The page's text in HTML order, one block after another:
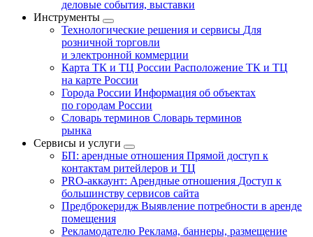
деловые события, выставки
Инструменты
Технологические решения и сервисы Для
розничной торговли
и электронной коммерции
Карта ТК и ТЦ России Расположение ТК и ТЦ
на карте России
Города России Информация об объектах
по городам России
Словарь терминов Словарь терминов
рынка
Сервисы и услуги
БП: арендные отношения Прямой доступ к
контактам ритейлеров и ТЦ
PRO-аккаунт: Арендные отношения Доступ к
большинству сервисов сайта
Предброкеридж Выявление потребности в аренде
помещения
Рекламодателю Реклама, баннеры, размещение